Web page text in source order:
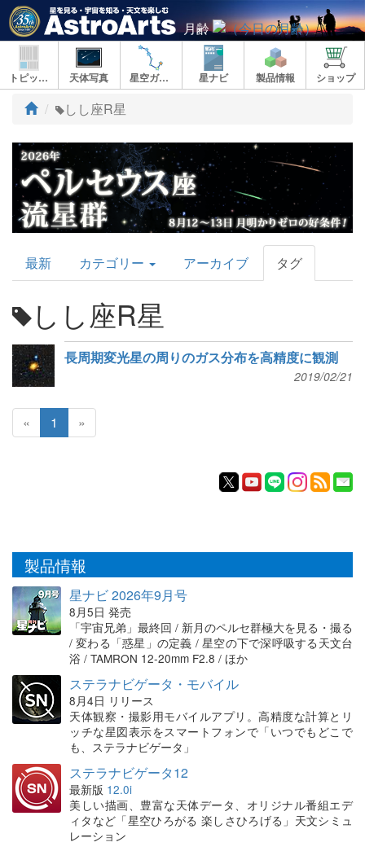
月齢
トピックス 天体写真 星空ガイド 星ナビ 製品情報 ショップ
ト
プ
しし座R星
AstroArts
Topics
最新 カテゴリー アーカイブ タグ
しし座R星
長周期変光星の周りのガス分布を高精度に観測
2019/02/21
« 1 »
製品情報
星ナビ 2026年9月号
8月5日 発売
「宇宙兄弟」最終回 / 新月のペルセ群極大を見る・撮る
/ 変わる「惑星」の定義 / 星空の下で深呼吸する天文台
浴 / TAMRON 12-20mm F2.8 / ほか
ステラナビゲータ・モバイル
8月4日 リリース
天体観察・撮影用モバイルアプリ。高精度な計算とリ
ッチな星図表示をスマートフォンで「いつでもどこで
も、ステラナビゲータ」
ステラナビゲータ12
最新版 12.0i
美しい描画、豊富な天体データ、オリジナル番組エデ
ィタなど「星空ひろがる 楽しさひろげる」天文シミュ
レーション